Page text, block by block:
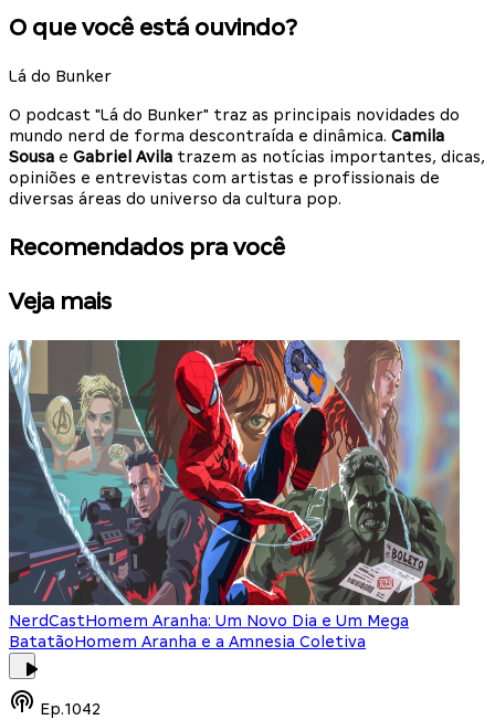
O que você está ouvindo?
Lá do Bunker
O podcast "Lá do Bunker" traz as principais novidades do
mundo nerd de forma descontraída e dinâmica. Camila
Sousa e Gabriel Avila trazem as notícias importantes, dicas,
opiniões e entrevistas com artistas e profissionais de
diversas áreas do universo da cultura pop.
Recomendados pra você
Veja mais
NerdCastHomem Aranha: Um Novo Dia e Um Mega
BatatãoHomem Aranha e a Amnesia Coletiva
Ep.1042